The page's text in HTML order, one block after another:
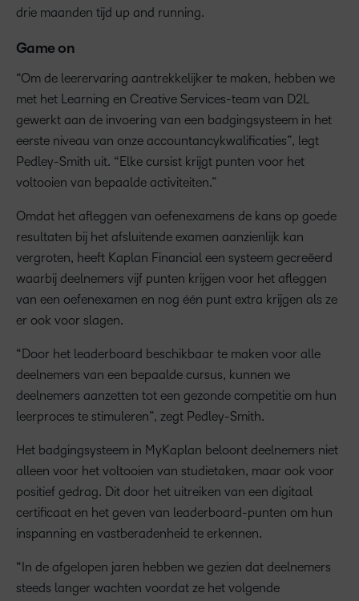
drie maanden tijd up and running.
Game on
“Om de leerervaring aantrekkelijker te maken, hebben we
met het Learning en Creative Services-team van D2L
gewerkt aan de invoering van een badgingsysteem in het
eerste niveau van onze accountancykwalificaties”, legt
Pedley-Smith uit. “Elke cursist krijgt punten voor het
voltooien van bepaalde activiteiten.”
Omdat het afleggen van oefenexamens de kans op goede
resultaten bij het afsluitende examen aanzienlijk kan
vergroten, heeft Kaplan Financial een systeem gecreëerd
waarbij deelnemers vijf punten krijgen voor het afleggen
van een oefenexamen en nog één punt extra krijgen als ze
er ook voor slagen.
“Door het leaderboard beschikbaar te maken voor alle
deelnemers van een bepaalde cursus, kunnen we
deelnemers aanzetten tot een gezonde competitie om hun
leerproces te stimuleren”, zegt Pedley-Smith.
Het badgingsysteem in MyKaplan beloont deelnemers niet
alleen voor het voltooien van studietaken, maar ook voor
positief gedrag. Dit door het uitreiken van een digitaal
certificaat en het geven van leaderboard-punten om hun
inspanning en vastberadenheid te erkennen.
“In de afgelopen jaren hebben we gezien dat deelnemers
steeds langer wachten voordat ze het volgende